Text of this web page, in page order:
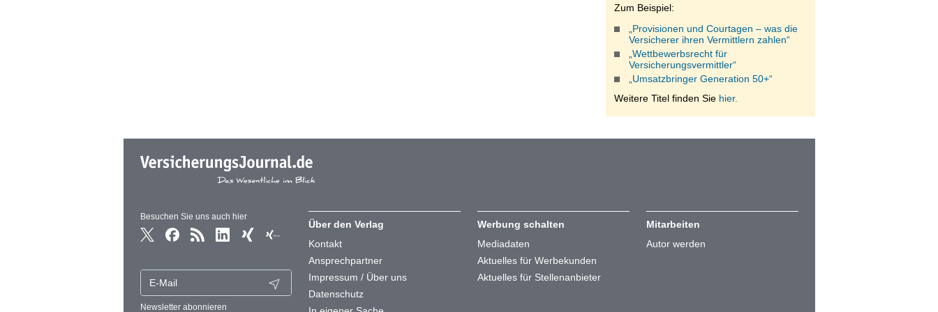
Zum Beispiel:
„Provisionen und Courtagen – was die
Versicherer ihren Vermittlern zahlen“
„Wettbewerbsrecht für
Versicherungsvermittler“
„Umsatzbringer Generation 50+“
Weitere Titel finden Sie hier.
Besuchen Sie uns auch hier
Newsletter abonnieren
Über den Verlag
Kontakt
Ansprechpartner
Impressum / Über uns
Datenschutz
Werbung schalten
Mediadaten
Aktuelles für Werbekunden
Aktuelles für Stellenanbieter
Mitarbeiten
Autor werden